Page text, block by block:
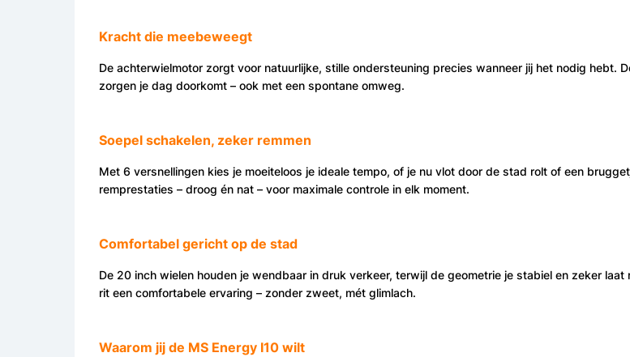
Kracht die meebeweegt
De achterwielmotor zorgt voor natuurlijke, stille ondersteuning precies wanneer jij het nodig
zorgen je dag doorkomt – ook met een spontane omweg.
Soepel schakelen, zeker remmen
Met 6 versnellingen kies je moeiteloos je ideale tempo, of je nu vlot door de stad rolt of een
remprestaties – droog én nat – voor maximale controle in elk moment.
Comfortabel gericht op de stad
De 20 inch wielen houden je wendbaar in druk verkeer, terwijl de geometrie je stabiel en zeker
rit een comfortabele ervaring – zonder zweet, mét glimlach.
Waarom jij de MS Energy I10 wilt